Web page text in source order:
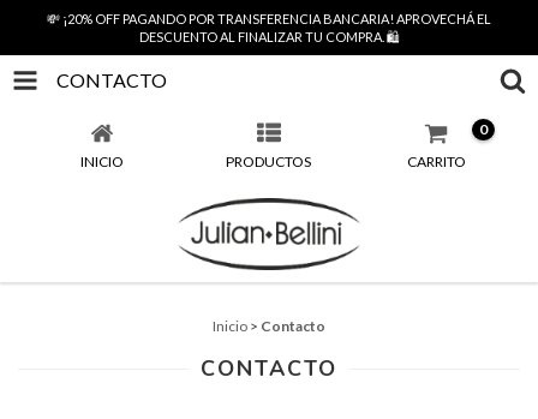
💸 ¡20% OFF PAGANDO POR TRANSFERENCIA BANCARIA! APROVECHÁ EL
DESCUENTO AL FINALIZAR TU COMPRA. 🛍️
CONTACTO
INICIO PRODUCTOS CARRITO
0
Inicio > Contacto
CONTACTO